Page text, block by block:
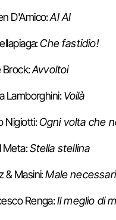
D'Amico:AI AI
Che fastidio!
Brock:Avvoltoi
Lamborghini:Voilà
Nigiotti:Ogni volta che
Meta:Stella stellina
& Masini:Male
Renga:Il meglio di